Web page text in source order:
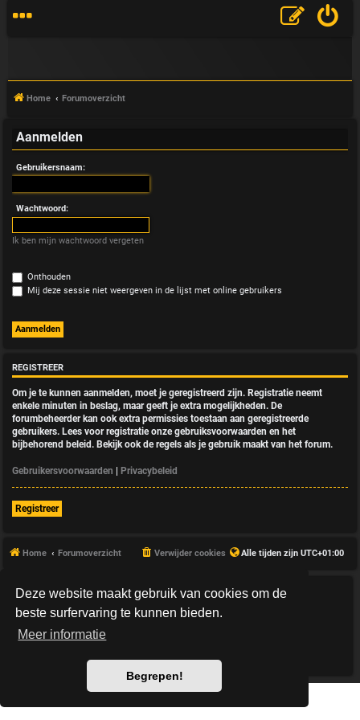
Deze website maakt gebruik van cookies om de
beste surfervaring te kunnen bieden.
Meer informatie
Begrepen!
V
&
A
Home Forumoverzicht
Aanmelden
Gebruikersnaam:
Wachtwoord:
Ik ben mijn wachtwoord vergeten
Onthouden
Mij deze sessie niet weergeven in de lijst met online gebruikers
REGISTREER
Om je te kunnen aanmelden, moet je geregistreerd zijn. Registratie neemt
enkele minuten in beslag, maar geeft je extra mogelijkheden. De
forumbeheerder kan ook extra permissies toestaan aan geregistreerde
gebruikers. Lees voor registratie onze gebruiksvoorwaarden en het
bijbehorend beleid. Bekijk ook de regels als je gebruik maakt van het forum.
Gebruikersvoorwaarden | Privacybeleid
Registreer
Home Forumoverzicht Alle tijden zijn UTC+01:00
Verwijder cookies
*HexagonReborn style byMannixMD
Style Version: 3.2.10
Powered by
Privacy|Gebruikersvoorwaarden